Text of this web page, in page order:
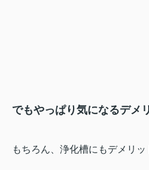
でもやっぱり気になるデメ
もちろん、浄化槽にもデメリッ